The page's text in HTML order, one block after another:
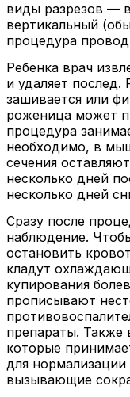
виды разрезов —
вертикальный
процедура
Ребенка врач
и удаляет
зашивается или
роженица может
процедура
необходимо, в
сечения
несколько дней
несколько дней
Сразу после
наблюдение.
остановить
кладут
купирования
прописывают
препараты. Также
которые
для
вызывающие